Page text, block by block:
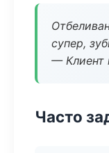
супер,
— Клиент
Часто